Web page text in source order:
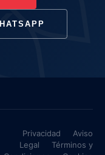
Privacidad
Aviso
Legal
Términos y